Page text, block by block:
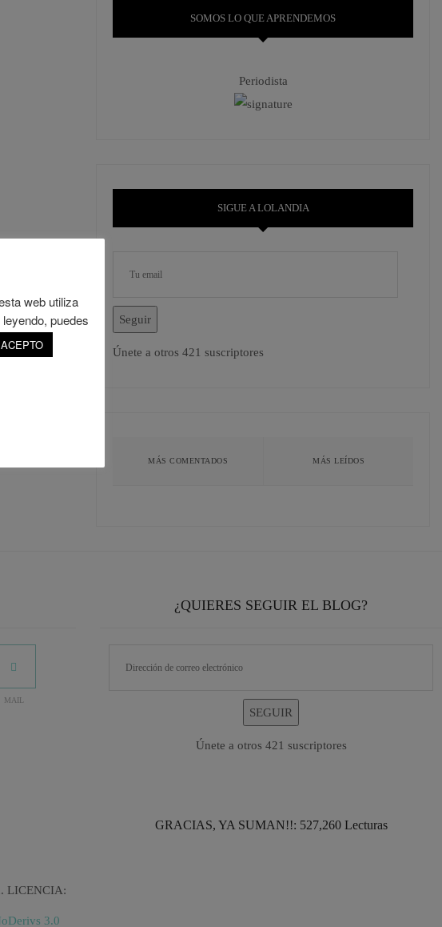
SOMOS LO QUE APRENDEMOS
Periodista
SIGUE A LOLANDIA
Seguir
Únete a otros 421 suscriptores
MÁS COMENTADOS MÁS LEÍDOS
MAIL
LICENCIA:
3.0
¿QUIERES SEGUIR EL BLOG?
SEGUIR
Únete a otros 421 suscriptores
GRACIAS, YA SUMAN!!: 527,260 Lecturas
web utiliza
puedes
ACEPTO